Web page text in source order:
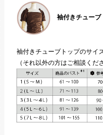
袖付きチューブ
袖付きチューブトップのサイ
（それ以外の方はご相談くだ